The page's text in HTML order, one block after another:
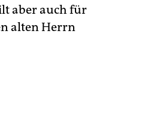
aber auch für
alten Herrn